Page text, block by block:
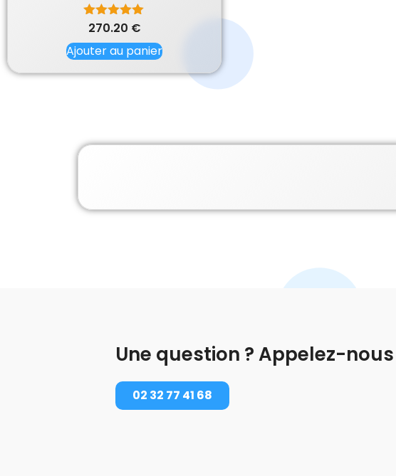
Note
sur 5
270.20 €
Ajouter au panier
Une question ? Appelez-nous
02 32 77 41 68